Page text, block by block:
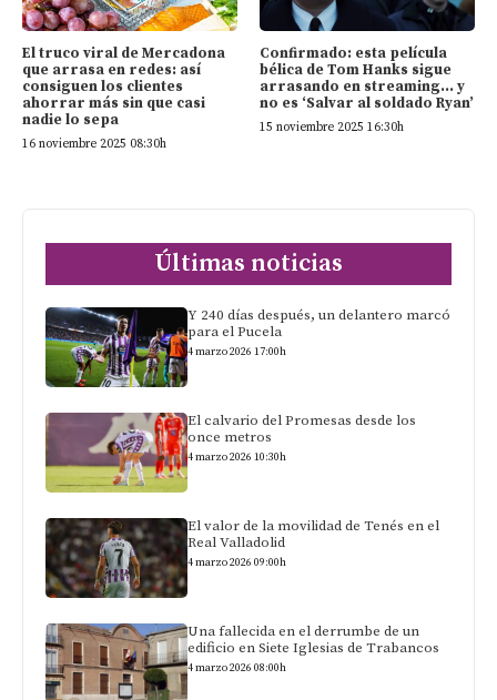
El truco viral de Mercadona
que arrasa en redes: así
consiguen los clientes
ahorrar más sin que casi
nadie lo sepa
16 noviembre 2025 08:30h
Confirmado: esta película
bélica de Tom Hanks sigue
arrasando en streaming… y
no es ‘Salvar al soldado Ryan’
15 noviembre 2025 16:30h
Últimas noticias
Y 240 días después, un delantero marcó
para el Pucela
4 marzo 2026 17:00h
El calvario del Promesas desde los
once metros
4 marzo 2026 10:30h
El valor de la movilidad de Tenés en el
Real Valladolid
4 marzo 2026 09:00h
Una fallecida en el derrumbe de un
edificio en Siete Iglesias de Trabancos
4 marzo 2026 08:00h